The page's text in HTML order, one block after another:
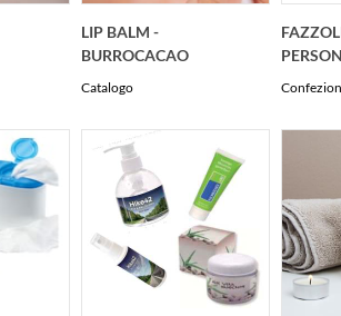
LIP BALM -
BURROCACAO
Catalogo